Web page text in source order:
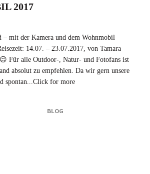
2017
– mit der Kamera und dem Wohnmobil
14.07. – 23.07.2017, von Tamara
Für alle Outdoor-, Natur- und Fotofans ist
absolut zu empfehlen. Da wir gern unsere
spontan...Click for more
BLOG